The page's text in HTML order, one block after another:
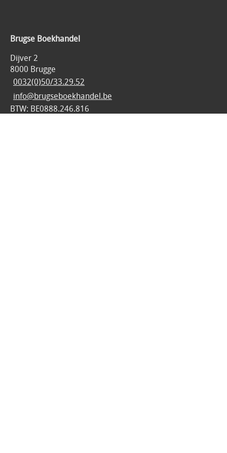
Brugse Boekhandel
Dijver 2
8000 Brugge
0032(0)50/33.29.52
info@brugseboekhandel.be
BTW: BE0888.246.816